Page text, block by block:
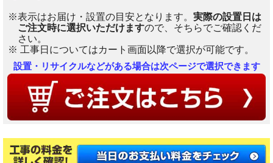
※表示はお届け・設置の目安となります。 実際の設置日は
ご注文時に選択いただけますので、そちらでご確認くだ
さい。
※ 工事日についてはカート画面以降で選択が可能です。
設置・リサイクルなどがある場合は次ページで選択できます